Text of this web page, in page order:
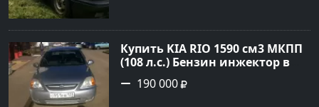
Авторынок23
Купить KIA RIO 1590 см3 МКПП
(108 л.с.) Бензин инжектор в
Краснодар: цвет серебристый
Седан 2004 года по цене 190000
190 000